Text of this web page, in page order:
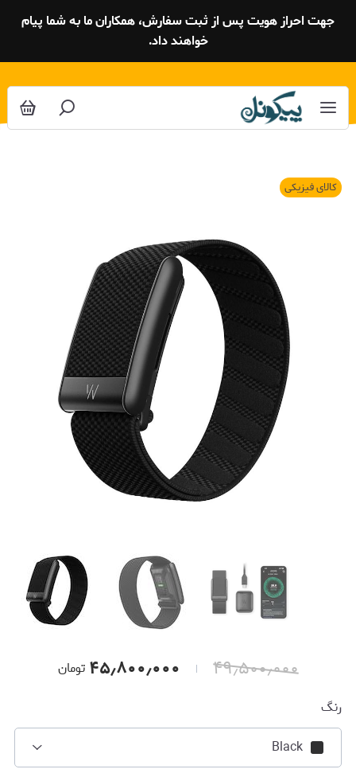
جهت احراز هویت پس از ثبت سفارش، همکاران ما به شما پیام
خواهند داد.
کالای فیزیکی
۴۹٫۵۰۰٫۰۰۰ ۴۵٫۸۰۰٫۰۰۰ تومان
رنگ
Black